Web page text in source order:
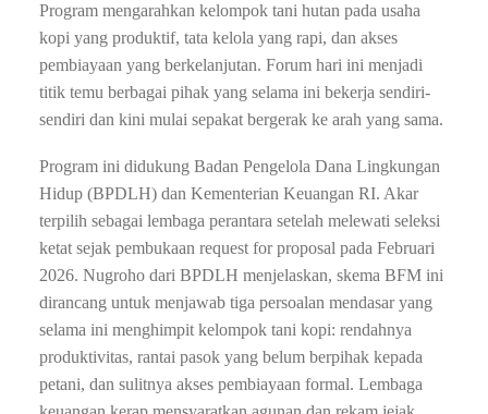
Program mengarahkan kelompok tani hutan pada usaha
kopi yang produktif, tata kelola yang rapi, dan akses
pembiayaan yang berkelanjutan. Forum hari ini menjadi
titik temu berbagai pihak yang selama ini bekerja sendiri-
sendiri dan kini mulai sepakat bergerak ke arah yang sama.
Program ini didukung Badan Pengelola Dana Lingkungan
Hidup (BPDLH) dan Kementerian Keuangan RI. Akar
terpilih sebagai lembaga perantara setelah melewati seleksi
ketat sejak pembukaan request for proposal pada Februari
2026. Nugroho dari BPDLH menjelaskan, skema BFM ini
dirancang untuk menjawab tiga persoalan mendasar yang
selama ini menghimpit kelompok tani kopi: rendahnya
produktivitas, rantai pasok yang belum berpihak kepada
petani, dan sulitnya akses pembiayaan formal. Lembaga